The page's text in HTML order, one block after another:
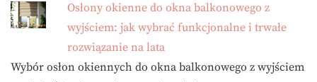
Osłony okienne do okna balkonowego z
wyjściem: jak wybrać funkcjonalne i trwałe
rozwiązanie na lata
Wybór osłon okiennych do okna balkonowego z wyjściem